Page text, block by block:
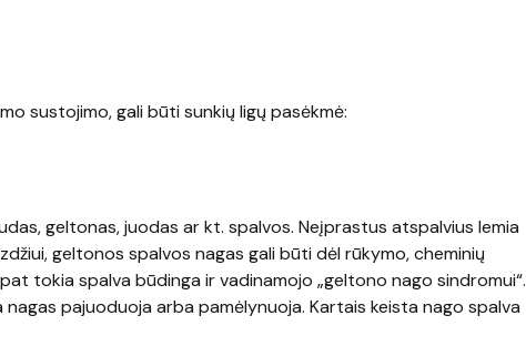
sustojimo, gali būti sunkių ligų pasėkmė:
geltonas, juodas ar kt. spalvos. Neįprastus atspalvius lemia
geltonos spalvos nagas gali būti dėl rūkymo, cheminių
tokia spalva būdinga ir vadinamojo „geltono nago sindromui“.
pajuoduoja arba pamėlynuoja. Kartais keista nago spalva